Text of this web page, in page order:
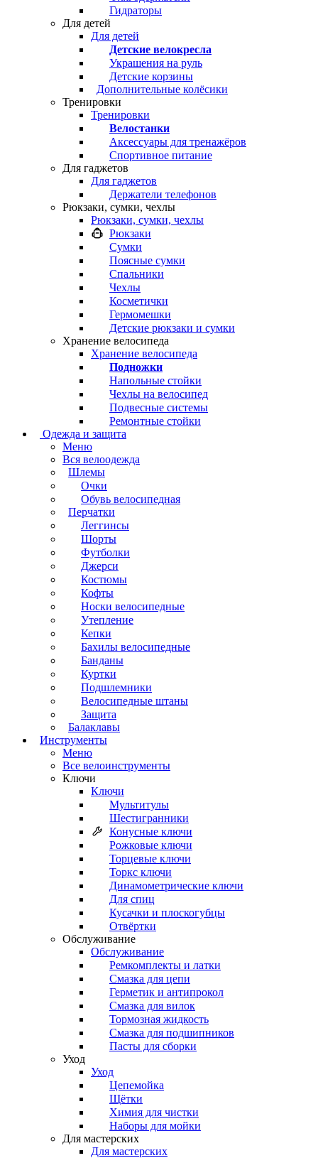
Гидраторы
Для детей
Для детей
Детские велокресла
Украшения на руль
Детские корзины
Дополнительные колёсики
Тренировки
Тренировки
Велостанки
Аксессуары для тренажёров
Спортивное питание
Для гаджетов
Для гаджетов
Держатели телефонов
Рюкзаки, сумки, чехлы
Рюкзаки, сумки, чехлы
Рюкзаки
Сумки
Поясные сумки
Спальники
Чехлы
Косметички
Гермомешки
Детские рюкзаки и сумки
Хранение велосипеда
Хранение велосипеда
Подножки
Напольные стойки
Чехлы на велосипед
Подвесные системы
Ремонтные стойки
Одежда и защита
Меню
Вся велоодежда
Шлемы
Очки
Обувь велосипедная
Перчатки
Леггинсы
Шорты
Футболки
Джерси
Костюмы
Кофты
Носки велосипедные
Утепление
Кепки
Бахилы велосипедные
Банданы
Куртки
Подшлемники
Велосипедные штаны
Защита
Балаклавы
Инструменты
Меню
Все велоинструменты
Ключи
Ключи
Мультитулы
Шестигранники
Конусные ключи
Рожковые ключи
Торцевые ключи
Торкс ключи
Динамометрические ключи
Для спиц
Кусачки и плоскогубцы
Отвёртки
Обслуживание
Обслуживание
Ремкомплекты и латки
Смазка для цепи
Герметик и антипрокол
Смазка для вилок
Тормозная жидкость
Смазка для подшипников
Пасты для сборки
Уход
Уход
Цепемойка
Щётки
Химия для чистки
Наборы для мойки
Для мастерских
Для мастерских